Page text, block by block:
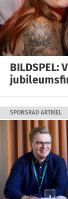
SPONSRAD ARTIKEL